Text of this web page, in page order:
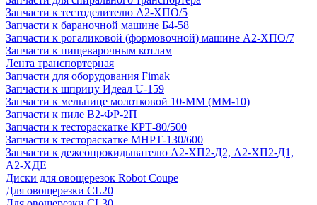
Запчасти к тестоделителю А2-ХПО/5
Запчасти к бараночной машине Б4-58
Запчасти к рогаликовой (формовочной) машине А2-ХПО/7
Запчасти к пищеварочным котлам
Лента транспортерная
Запчасти для оборудования Fimak
Запчасти к шприцу Идеал U-159
Запчасти к мельнице молотковой 10-ММ (ММ-10)
Запчасти к пиле В2-ФР-2П
Запчасти к тестораскатке КРТ-80/500
Запчасти к тестораскатке МНРТ-130/600
Запчасти к деже­опрокидывателю А2-ХП2-Д2, А2-ХП2-Д1,
А2-ХДЕ
Диски для овощерезок Robot Coupe
Для овощерезки CL20